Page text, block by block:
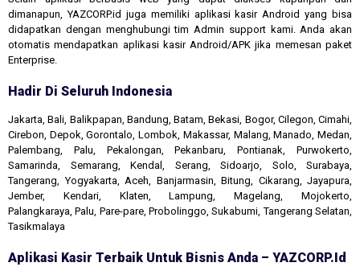
dimanapun, YAZCORP.id juga memiliki aplikasi kasir Android yang bisa
didapatkan dengan menghubungi tim Admin support kami. Anda akan
otomatis mendapatkan aplikasi kasir Android/APK jika memesan paket
Enterprise.
Hadir Di Seluruh Indonesia
Jakarta, Bali, Balikpapan, Bandung, Batam, Bekasi, Bogor, Cilegon, Cimahi,
Cirebon, Depok, Gorontalo, Lombok, Makassar, Malang, Manado, Medan,
Palembang, Palu, Pekalongan, Pekanbaru, Pontianak, Purwokerto,
Samarinda, Semarang, Kendal, Serang, Sidoarjo, Solo, Surabaya,
Tangerang, Yogyakarta, Aceh, Banjarmasin, Bitung, Cikarang, Jayapura,
Jember, Kendari, Klaten, Lampung, Magelang, Mojokerto,
Palangkaraya, Palu, Pare-pare, Probolinggo, Sukabumi, Tangerang Selatan,
Tasikmalaya
Aplikasi Kasir Terbaik Untuk Bisnis Anda – YAZCORP.id